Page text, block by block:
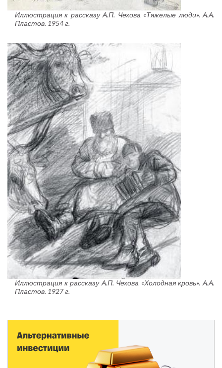
Иллюстрация к рассказу А.П. Чехова «Тяжелые люди». А.А.
Пластов. 1954 г.
Иллюстрация к рассказу А.П. Чехова «Холодная кровь». А.А.
Пластов. 1927 г.